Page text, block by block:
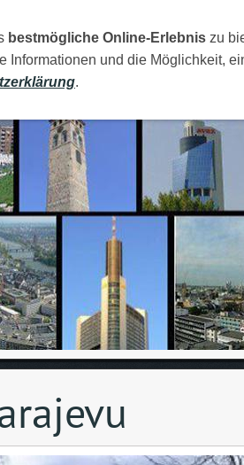
GRADOVI RAJA FOTOS
bestmögliche Online-Erlebnis zu
und die Möglichkeit,
.